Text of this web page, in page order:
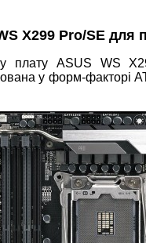
X299 Pro/SE для
плату ASUS WS
у форм-факторі